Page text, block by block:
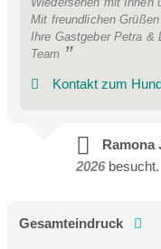
Mit freundlichen
Ihre Gastgeber Petra &
Team
Kontakt zum
Ramona
2026 besucht.
Gesamteindruck